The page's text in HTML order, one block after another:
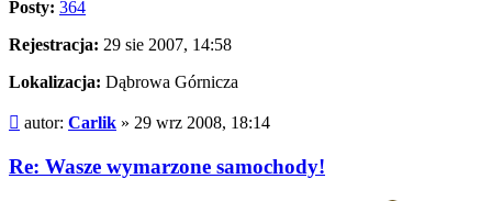
Posty: 364
Rejestracja: 29 sie 2007, 14:58
Lokalizacja: Dąbrowa Górnicza
Post
autor: Carlik » 29 wrz 2008, 18:14
Re: Wasze wymarzone samochody!